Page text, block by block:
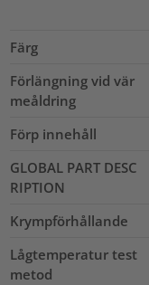
Färg
Förlängning vid vär
meåldring
Förp innehåll
GLOBAL PART DESC
RIPTION
Krympförhållande
Lågtemperatur test
metod